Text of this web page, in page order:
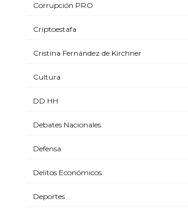
Corrupción PRO
Criptoestafa
Cristina Fernández de Kirchner
Cultura
DD HH
Debates Nacionales
Defensa
Delitos Económicos
Deportes